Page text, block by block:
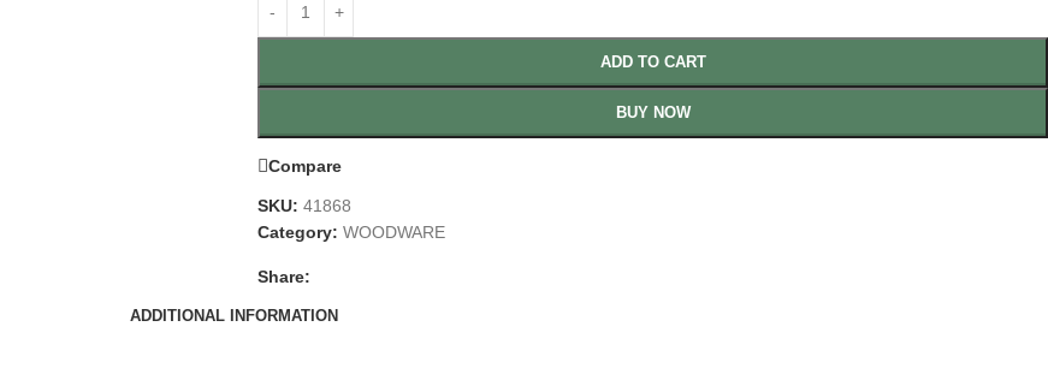
ADD TO CART
BUY NOW
Compare
SKU: 41868
Category: WOODWARE
Share:
ADDITIONAL INFORMATION